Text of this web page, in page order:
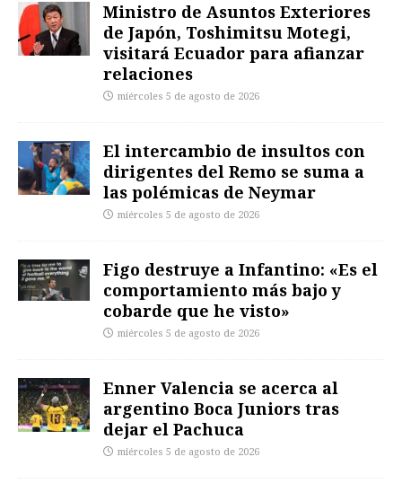
Ministro de Asuntos Exteriores
de Japón, Toshimitsu Motegi,
visitará Ecuador para afianzar
relaciones
miércoles 5 de agosto de 2026
El intercambio de insultos con
dirigentes del Remo se suma a
las polémicas de Neymar
miércoles 5 de agosto de 2026
Figo destruye a Infantino: «Es el
comportamiento más bajo y
cobarde que he visto»
miércoles 5 de agosto de 2026
Enner Valencia se acerca al
argentino Boca Juniors tras
dejar el Pachuca
miércoles 5 de agosto de 2026